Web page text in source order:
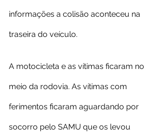
informações a colisão aconteceu na
traseira do veículo.
A motocicleta e as vítimas ficaram no
meio da rodovia. As vítimas com
ferimentos ficaram aguardando por
socorro pelo SAMU que os levou